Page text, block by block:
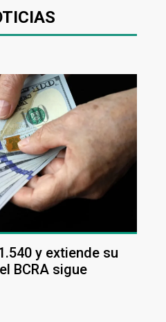
y extiende su
BCRA sigue